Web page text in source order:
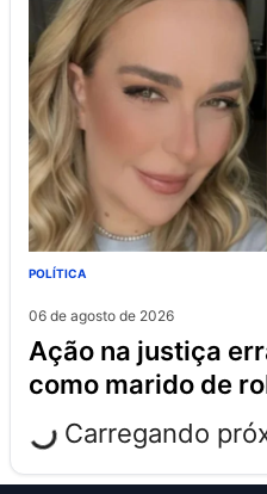
POLÍTICA
06 de agosto de 2026
ação na justiça erra e cita lulinha
como marido de
Carregando